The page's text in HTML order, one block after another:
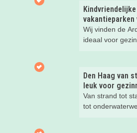
kinderhotels van
boek een
kind(eren).
vakantieparken
Nederland
Wij vinden de
ideaal voor
Den Haag van
leuk voor
Van strand tot
tot